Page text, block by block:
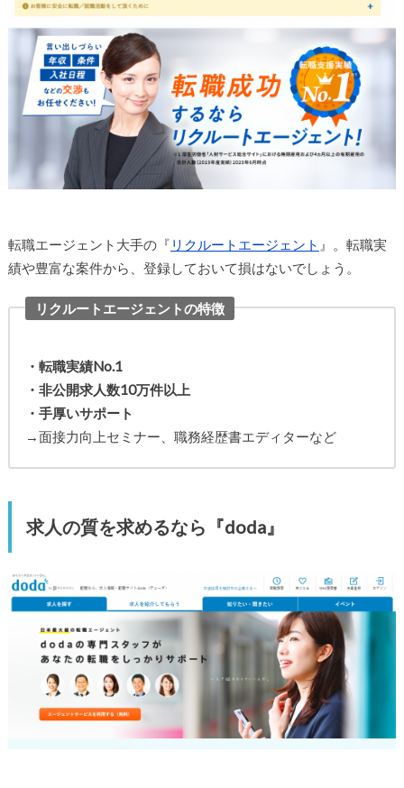
転職エージェント大手の『 リクルートエージェント 』。転職実
績や豊富な案件から、登録しておいて損はないでしょう。
リクルートエージェントの特徴
・転職実績No.1
・非公開求人数10万件以上
・手厚いサポート
→面接力向上セミナー、職務経歴書エディターなど
求人の質を求めるなら『doda』